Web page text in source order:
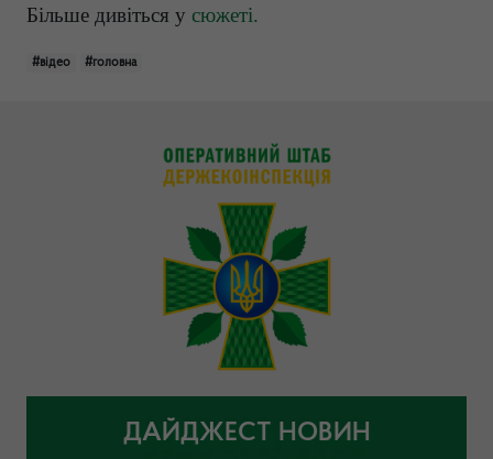
Більше дивіться у сюжеті.
#відео #головна
ДАЙДЖЕСТ НОВИН